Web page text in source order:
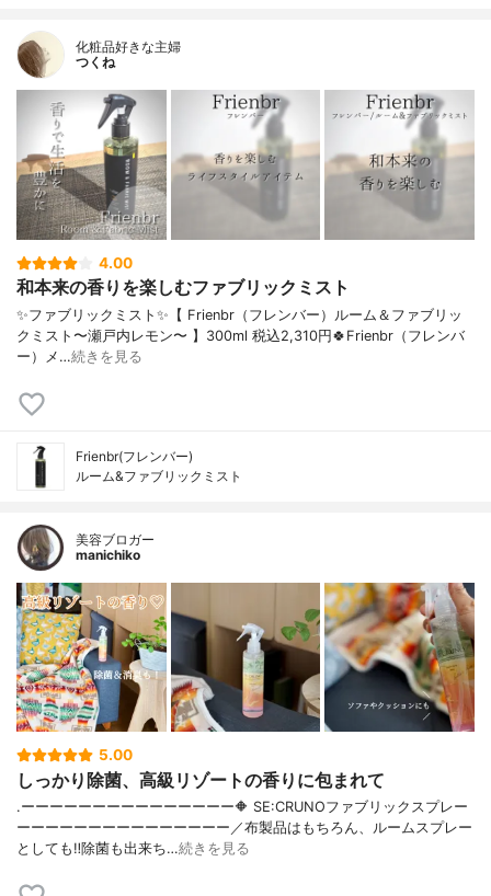
化粧品好きな主婦
つくね
4.00
和本来の香りを楽しむファブリックミスト
✨ファブリックミスト✨【 Frienbr（フレンバー）ルーム＆ファブリッ
クミスト〜瀬戸内レモン〜 】300ml 税込2,310円🍀Frienbr（フレンバ
ー）メ…続きを見る
Frienbr(フレンバー)
ルーム&ファブリックミスト
美容ブロガー
manichiko
5.00
しっかり除菌、高級リゾートの香りに包まれて
.ーーーーーーーーーーーーーーー🔶 SE:CRUNOファブリックスプレー
ーーーーーーーーーーーーーーー／布製品はもちろん、ルームスプレー
としても‼︎除菌も出来ち…続きを見る